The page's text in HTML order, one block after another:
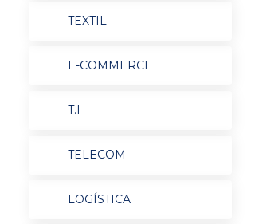
TEXTIL
E-COMMERCE
T.I
TELECOM
LOGÍSTICA